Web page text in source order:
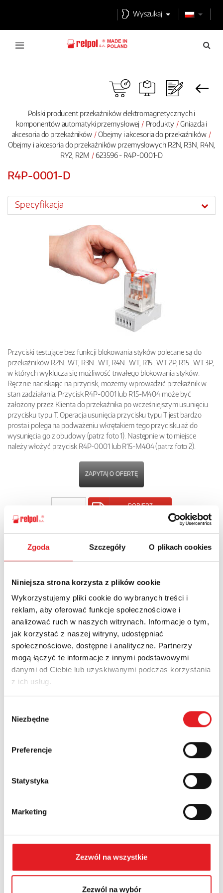
Zgoda Szczegóły O plikach cookies
Niniejsza strona korzysta z plików cookie
Wykorzystujemy pliki cookie do wybranych treści i
reklam, aby oferować funkcje społecznościowe i
analizować ruch w naszych witrynach. Informacje o tym,
jak korzystać z naszej witryny, udostępniać
społecznościowe, dostępne i analityczne. Partnerzy
mogą łączyć te informacje z innymi podstawowymi
danymi od Ciebie lub uzyskiwanymi podczas korzystania
z ich usług.
zgody
Niezbędne
Preferencje
Statystyka
Marketing
Zezwól na wszystkie
Zezwól na wybór
Wyszukaj
Polski producent przekaźników elektromagnetycznych i
komponentów automatyki przemysłowej
Produkty
Gniazda i
akcesoria do przekaźników
Obejmy i akcesoria do przekaźników
Obejmy i akcesoria do przekaźników przemysłowych R2N, R3N, R4N,
RY2, R2M
623596 - R4P-0001-D
R4P-0001-D
Specyfikacja
Przyciski testujące bez funkcji blokowania styków polecane są do
przekaźników R2N...WT, R3N...WT, R4N...WT, R15...WT 2P, R15...WT 3P,
w których wyklucza się możliwość trwałego blokowania styków.
Ręcznie naciskając na przycisk, możemy wprowadzić przekaźnik w
stan zadziałania. Przycisk R4P-0001 lub R15-M404 może być
założony przez Klienta do przekaźnika po wcześniejszym usunięciu
przycisku typu T. Operacja usunięcia przycisku typu T jest bardzo
prosta i polega na podważeniu wkrętakiem tego przycisku aż do
wysunięcia go z obudowy (patrz foto 1). Następnie w to miejsce
należy włożyć przycisk R4P-0001 lub R15-M404 (patrz foto 2).
ZAPYTAJ O OFERTĘ
POBIERZ
POWRÓT
Zapytaj o szczegóły oferty
Imię i nazwisko: *
Adres e-mail: *
Numer telefonu:
Województwo: